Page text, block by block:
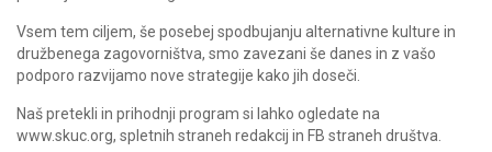
Vsem tem ciljem, še posebej spodbujanju alternativne kulture in
družbenega zagovorništva, smo zavezani še danes in z vašo
podporo razvijamo nove strategije kako jih doseči.
Naš pretekli in prihodnji program si lahko ogledate na
www.skuc.org, spletnih straneh redakcij in FB straneh društva.